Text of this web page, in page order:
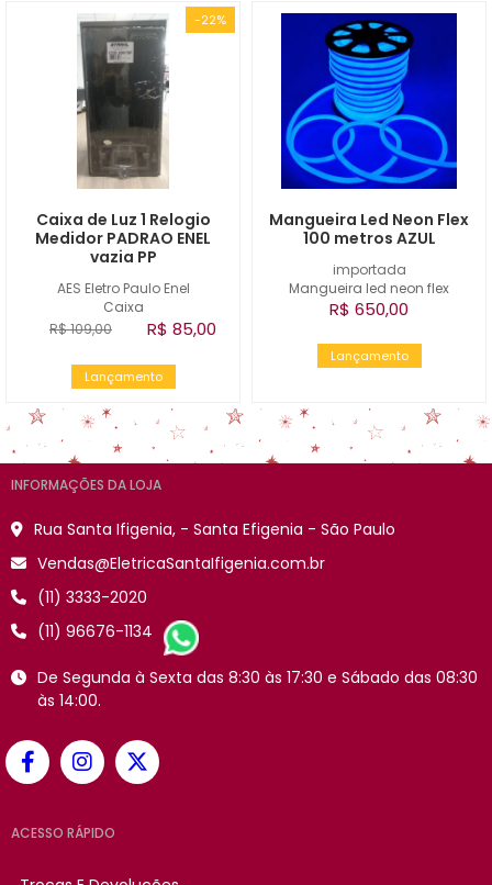
-22%
AES Eletro Paulo Enel
Caixa
Caixa de Luz 1 Relogio
Medidor PADRAO ENEL
vazia PP
R$ 109,00 R$ 85,00
Lançamento
importada
Mangueira led neon flex
Mangueira Led Neon Flex
100 metros AZUL
R$ 650,00
Lançamento
INFORMAÇÕES DA LOJA
Rua Santa Ifigenia, - Santa Efigenia - São Paulo
Vendas@EletricaSantaIfigenia.com.br
(11) 3333-2020
(11) 96676-1134
De Segunda à Sexta das 8:30 às 17:30 e Sábado das 08:30
às 14:00.
ACESSO RÁPIDO